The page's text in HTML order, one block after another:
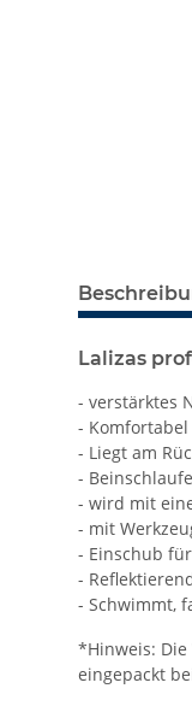
Lalizas
- verstärktes
-
- Liegt am
-
- wird mit
- mit
- Einschub
-
- Schwimmt,
*Hinweis:
eingepackt